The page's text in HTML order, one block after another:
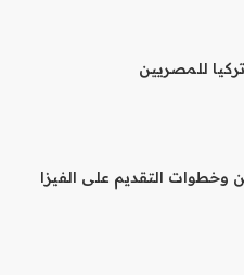
للمصريين
التقديم على الفيزا